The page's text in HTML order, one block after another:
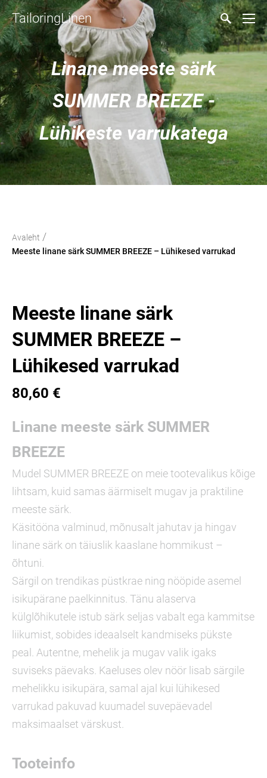
TailoringLinen
Linane meeste särk
SUMMER BREEZE -
Lühikeste varrukatega
Avaleht /
Meeste linane särk SUMMER BREEZE – Lühikesed varrukad
Meeste linane särk
SUMMER BREEZE –
Lühikesed varrukad
80,60 €
Linane meeste särk SUMMER
BREEZE
Mudel SUMMER BREEZE on meie tootevalikus kõige
lihtsam, kuid samas äärmiselt mugav ja praktiline
meeste särk.
Käsitööna valminud, mõnusalt jahutav ja hingav
linane särk on täiuslik kaaslane hommikust –
õhtuni.
Särgil on trendikas püstkrae ning nööpide asemel
isikupärane paelkinnitus. Tänu alaserva
külglõhikutele istub särk seljas vabalt ega kammitse
liikumist, sobides ideaalselt kandmiseks pükste
peal. Autentne, mehelik ja mugav valik igaks
suviseks päevaks. Kaeluses olev nöör lisab särgile
mehelikku isikupära, samal ajal kui lühikesed
varrukad pakuvad kuumadel suvepäevadel
maksimaalset värskust.
Tooteinfo